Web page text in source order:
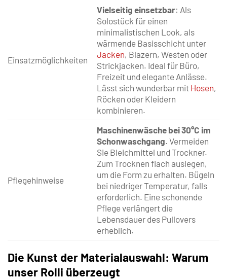
Einsatzmöglichkeiten
Vielseitig einsetzbar: Als
Solostück für einen
minimalistischen Look, als
wärmende Basisschicht unter
Jacken, Blazern, Westen oder
Strickjacken. Ideal für Büro,
Freizeit und elegante Anlässe.
Lässt sich wunderbar mit Hosen,
Röcken oder Kleidern
kombinieren.
Pflegehinweise
Maschinenwäsche bei 30°C im
Schonwaschgang. Vermeiden
Sie Bleichmittel und Trockner.
Zum Trocknen flach auslegen,
um die Form zu erhalten. Bügeln
bei niedriger Temperatur, falls
erforderlich. Eine schonende
Pflege verlängert die
Lebensdauer des Pullovers
erheblich.
Die Kunst der Materialauswahl: Warum
unser Rolli überzeugt